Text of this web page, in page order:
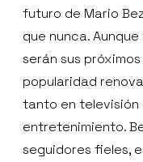
futuro de Mario
que nunca.
serán sus
popularidad
tanto en televisión
entretenimiento.
seguidores fieles,